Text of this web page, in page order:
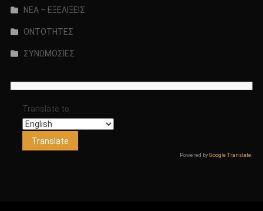
ΝΕΑ – ΕΞΕΛΙΞΕΙΣ
ΟΝΤΟΤΗΤΕΣ
ΣΥΝΩΜΟΣΙΕΣ
Translate to:
Powered byGoogle Translate .